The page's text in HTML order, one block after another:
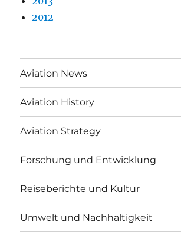
2012
Aviation News
Aviation History
Aviation Strategy
Forschung und Entwicklung
Reiseberichte und Kultur
Umwelt und Nachhaltigkeit